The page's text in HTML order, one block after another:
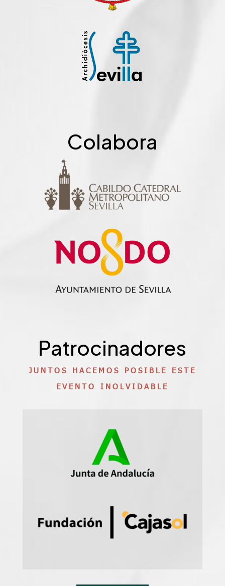
Colabora
Patrocinadores
JUNTOS HACEMOS POSIBLE ESTE
EVENTO INOLVIDABLE